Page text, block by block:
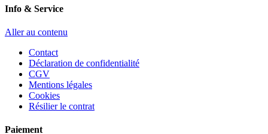
Info & Service
Aller au contenu
Contact
Déclaration de confidentialité
CGV
Mentions légales
Cookies
Résilier le contrat
Paiement